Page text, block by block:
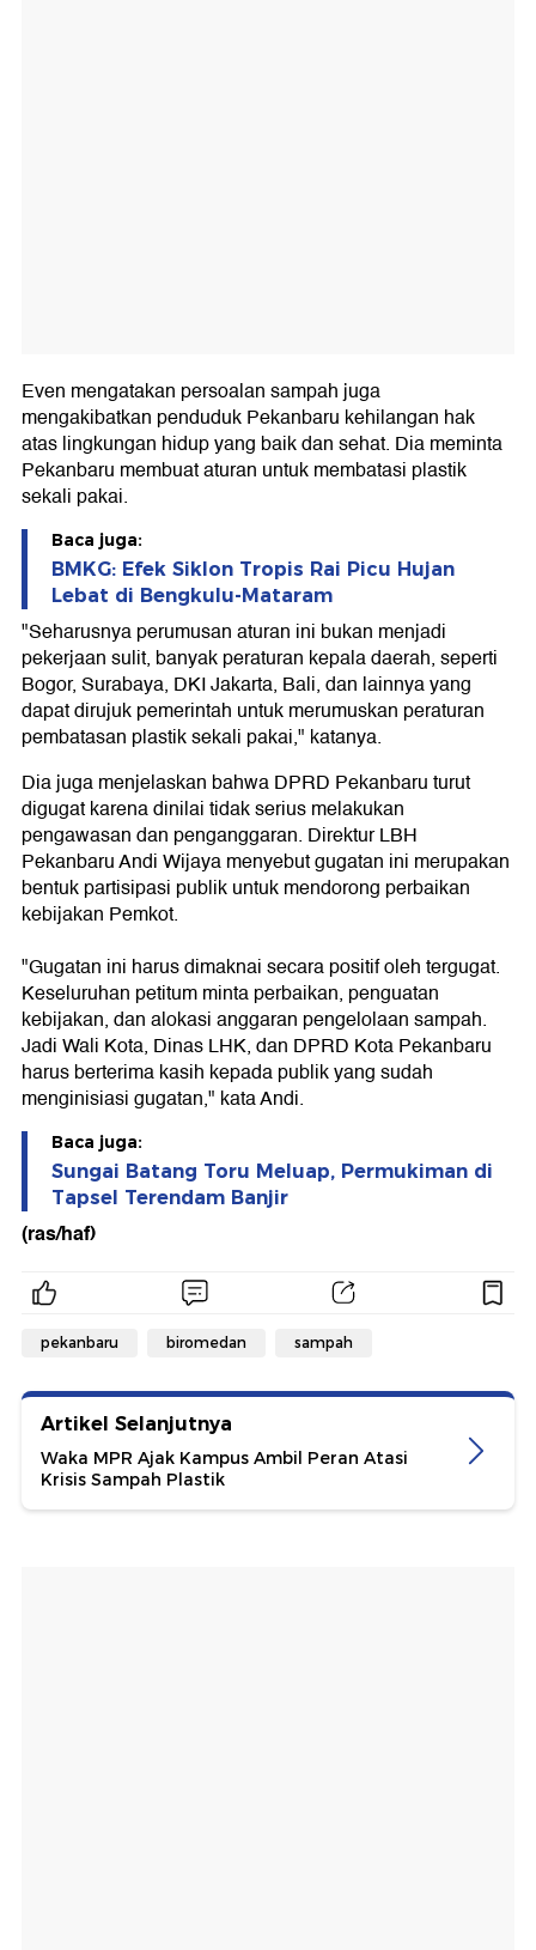
Even mengatakan persoalan sampah juga
mengakibatkan penduduk Pekanbaru kehilangan hak
atas lingkungan hidup yang baik dan sehat. Dia meminta
Pekanbaru membuat aturan untuk membatasi plastik
sekali pakai.
Baca juga:
BMKG: Efek Siklon Tropis Rai Picu Hujan
Lebat di Bengkulu-Mataram
"Seharusnya perumusan aturan ini bukan menjadi
pekerjaan sulit, banyak peraturan kepala daerah, seperti
Bogor, Surabaya, DKI Jakarta, Bali, dan lainnya yang
dapat dirujuk pemerintah untuk merumuskan peraturan
pembatasan plastik sekali pakai," katanya.
Dia juga menjelaskan bahwa DPRD Pekanbaru turut
digugat karena dinilai tidak serius melakukan
pengawasan dan penganggaran. Direktur LBH
Pekanbaru Andi Wijaya menyebut gugatan ini merupakan
bentuk partisipasi publik untuk mendorong perbaikan
kebijakan Pemkot.
"Gugatan ini harus dimaknai secara positif oleh tergugat.
Keseluruhan petitum minta perbaikan, penguatan
kebijakan, dan alokasi anggaran pengelolaan sampah.
Jadi Wali Kota, Dinas LHK, dan DPRD Kota Pekanbaru
harus berterima kasih kepada publik yang sudah
menginisiasi gugatan," kata Andi.
Baca juga:
Sungai Batang Toru Meluap, Permukiman di
Tapsel Terendam Banjir
(ras/haf)
pekanbaru biromedan sampah
Artikel Selanjutnya
Waka MPR Ajak Kampus Ambil Peran Atasi
Krisis Sampah Plastik